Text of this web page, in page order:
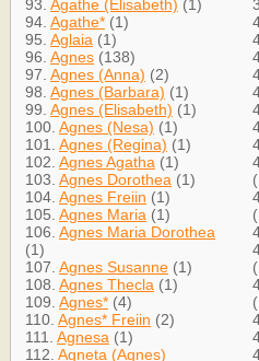
93. Agathe (Elisabeth) (1)
94. Agathe* (1)
95. Aglaia (1)
96. Agnes (138)
97. Agnes (Anna) (2)
98. Agnes (Barbara) (1)
99. Agnes (Elisabeth) (1)
100. Agnes (Nesa) (1)
101. Agnes (Regina) (1)
102. Agnes Agatha (1)
103. Agnes Dorothea (1)
104. Agnes Freiin (1)
105. Agnes Maria (1)
106. Agnes Maria Dorothea
(1)
107. Agnes Susanne (1)
108. Agnes Thecla (1)
109. Agnes* (4)
110. Agnes* Freiin (2)
111. Agnesa (1)
112. Agneta (Agnes)